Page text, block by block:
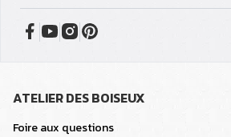
ATELIER DES BOISEUX
Foire aux questions